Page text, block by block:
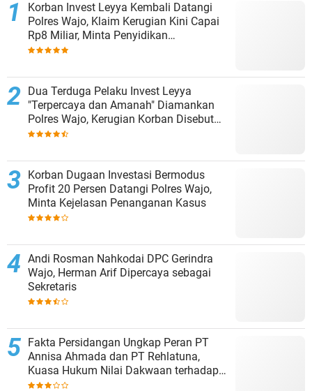
Korban Invest Leyya Kembali Datangi
Polres Wajo, Klaim Kerugian Kini Capai
Rp8 Miliar, Minta Penyidikan
Dituntaskan
Dua Terduga Pelaku Invest Leyya
"Terpercaya dan Amanah" Diamankan
Polres Wajo, Kerugian Korban Disebut
Capai Rp8 Miliar
Korban Dugaan Investasi Bermodus
Profit 20 Persen Datangi Polres Wajo,
Minta Kejelasan Penanganan Kasus
Andi Rosman Nahkodai DPC Gerindra
Wajo, Herman Arif Dipercaya sebagai
Sekretaris
Fakta Persidangan Ungkap Peran PT
Annisa Ahmada dan PT Rehlatuna,
Kuasa Hukum Nilai Dakwaan terhadap
Asmar Lambo Tidak Berdasar